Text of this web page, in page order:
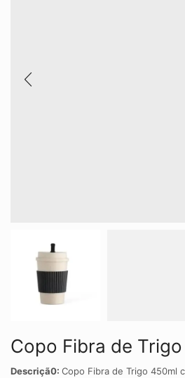
Copo Fibra de
Descriçã0: Copo Fibra de Trigo 450ml